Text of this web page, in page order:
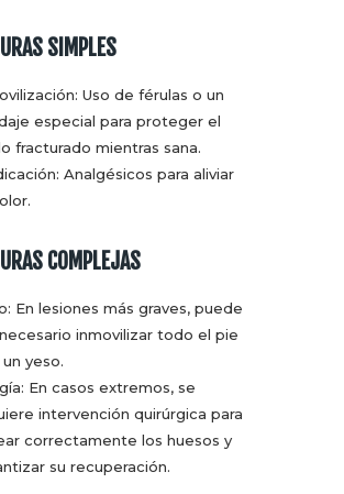
SIMPLES
Uso de férulas o un
especial para proteger el
fracturado mientras sana.
Analgésicos para aliviar
COMPLEJAS
En lesiones más graves, puede
inmovilizar todo el pie
yeso.
En casos extremos, se
intervención quirúrgica para
correctamente los huesos y
su recuperación.